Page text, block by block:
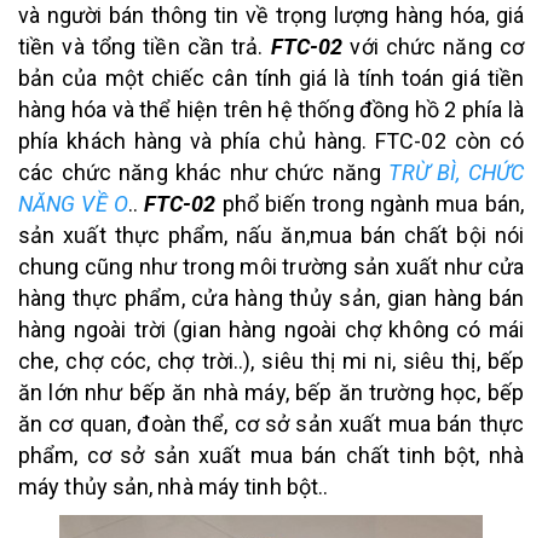
và người bán thông tin về trọng lượng hàng hóa, giá
tiền và tổng tiền cần trả. FTC-02 với chức năng cơ
bản của một chiếc cân tính giá là tính toán giá tiền
hàng hóa và thể hiện trên hệ thống đồng hồ 2 phía là
phía khách hàng và phía chủ hàng. FTC-02 còn có
các chức năng khác như chức năng TRỪ BÌ, CHỨC
NĂNG VỀ O.. FTC-02 phổ biến trong ngành mua bán,
sản xuất thực phẩm, nấu ăn,mua bán chất bội nói
chung cũng như trong môi trường sản xuất như cửa
hàng thực phẩm, cửa hàng thủy sản, gian hàng bán
hàng ngoài trời (gian hàng ngoài chợ không có mái
che, chợ cóc, chợ trời..), siêu thị mi ni, siêu thị, bếp
ăn lớn như bếp ăn nhà máy, bếp ăn trường học, bếp
ăn cơ quan, đoàn thể, cơ sở sản xuất mua bán thực
phẩm, cơ sở sản xuất mua bán chất tinh bột, nhà
máy thủy sản, nhà máy tinh bột..